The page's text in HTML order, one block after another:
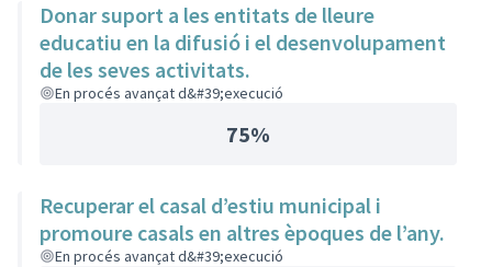
Donar suport a les entitats de lleure
educatiu en la difusió i el desenvolupament
de les seves activitats.
En procés avançat d&#39;execució
75%
Recuperar el casal d’estiu municipal i
promoure casals en altres èpoques de l’any.
En procés avançat d&#39;execució